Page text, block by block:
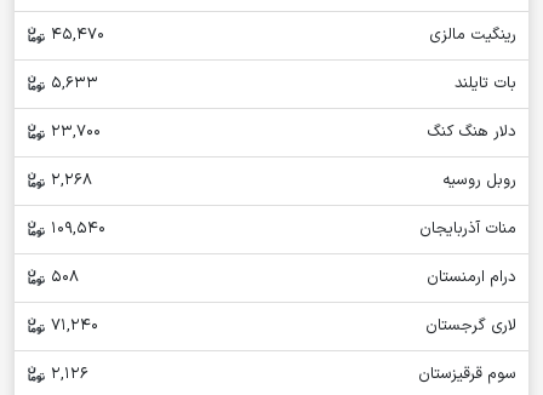
رینگیت مالزی
45,470
بات تایلند
5,633
دلار هنگ کنگ
23,700
روبل روسیه
2,268
منات آذربایجان
109,540
درام ارمنستان
508
لاری گرجستان
71,240
سوم قرقیزستان
2,126